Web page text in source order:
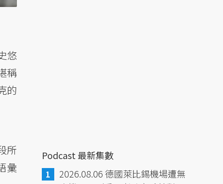
悠
稱
的
所
彙
Podcast 最新集數
2026.08.06 德國萊比錫機場遭無